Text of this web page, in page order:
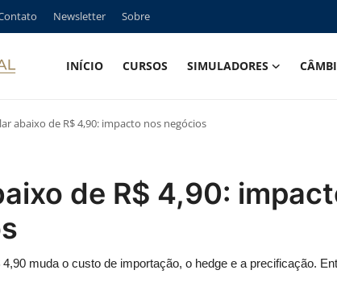
Newsletter Sobre
INÍCIO CURSOS SIMULADORES
abaixo de R$ 4,90: impacto nos negócios
de R$ 4,90:
muda o custo de importação, o hedge e a precificação.